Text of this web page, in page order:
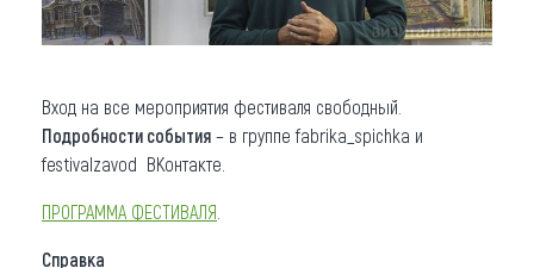
Вход на все мероприятия фестиваля свободный.
Подробности события – в группе fabrika_spichka и
festivalzavod ВКонтакте.
ПРОГРАММА ФЕСТИВАЛЯ
Справка